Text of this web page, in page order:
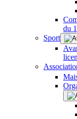
du
Sport